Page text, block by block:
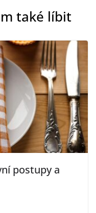
také líbit
postupy a